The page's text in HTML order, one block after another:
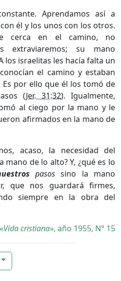
Aprendamos así a
él y los unos con los otros.
cerca en el camino, no
extraviaremos; su mano
los israelitas les hacía falta un
el camino y estaban
por ello que él los tomó de
(Jer. 31:32). Igualmente,
al ciego por la mano y le
afirmados en la mano de
acaso, la necesidad del
de lo alto? Y, ¿qué es lo
pasossino la mano
que nos guar­dará firmes,
siempre en la obra del
Vida cristiana», año 1955, N° 15